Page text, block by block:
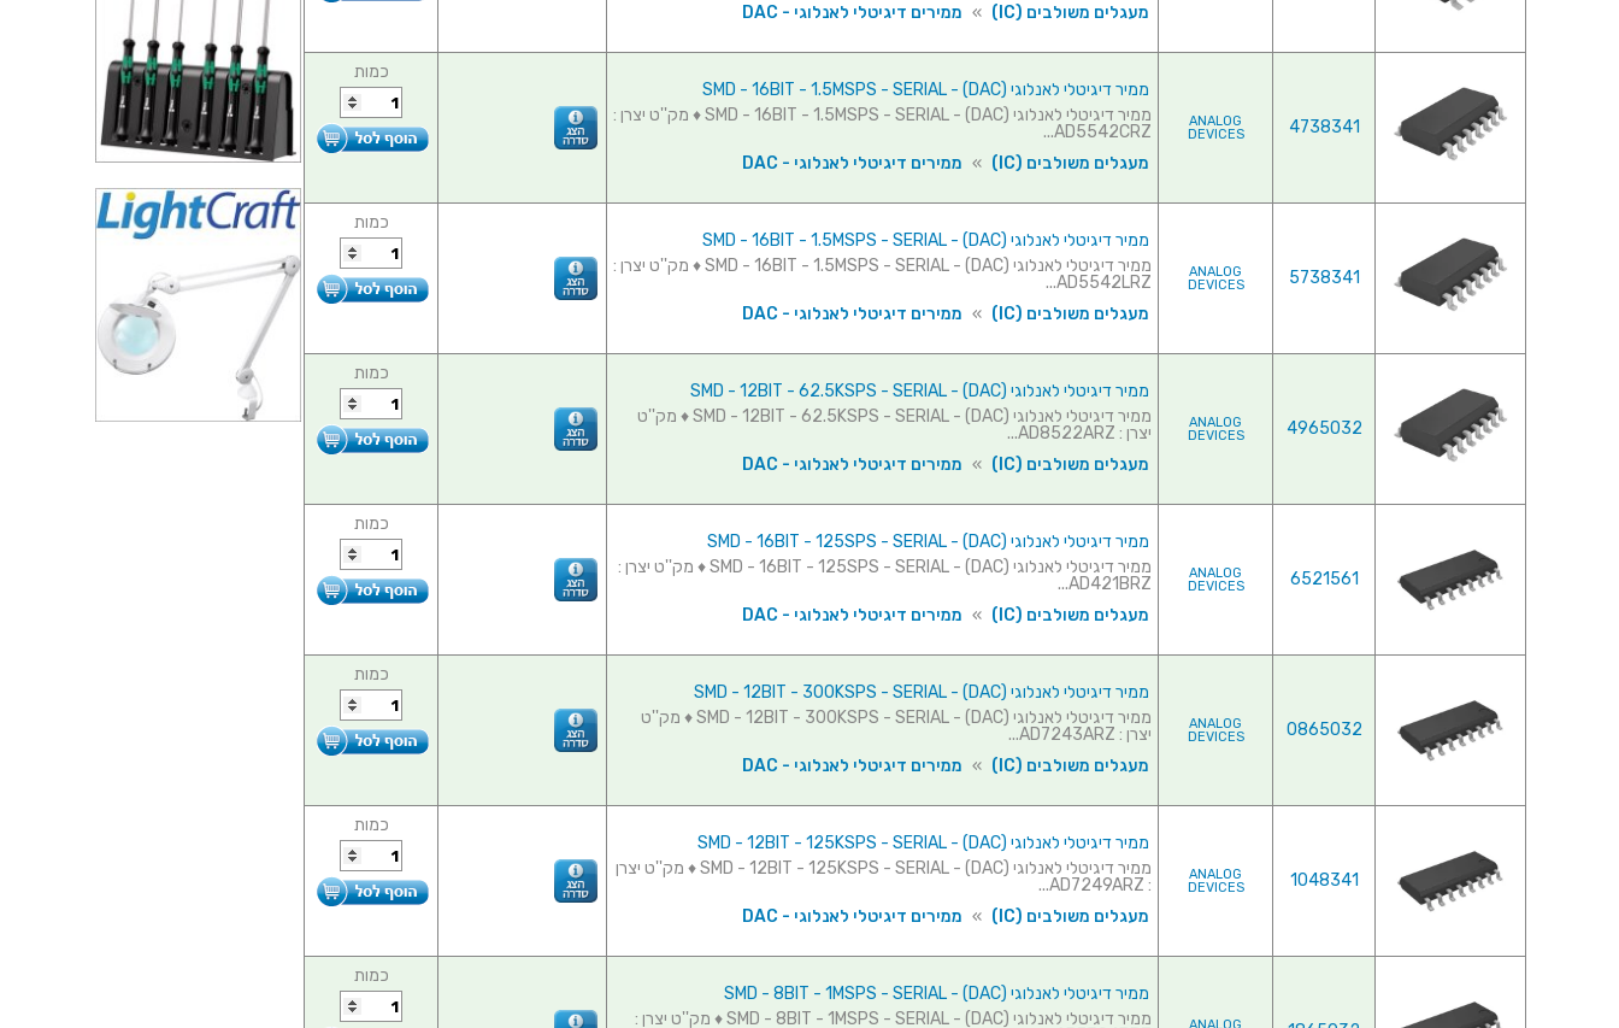
מעגלים משולבים (IC)
» ממירים דיגיטלי לאנלוגי - DAC
4738341
ANALOG
DEVICES
ממיר דיגיטלי לאנלוגי (SMD - 16BIT - 1.5MSPS - SERIAL - (DAC
ממיר דיגיטלי לאנלוגי (SMD - 16BIT - 1.5MSPS - SERIAL - (DAC ♦ מק''ט יצרן :
AD5542CRZ...
מעגלים משולבים (IC)
» ממירים דיגיטלי לאנלוגי - DAC
כמות
5738341
ANALOG
DEVICES
ממיר דיגיטלי לאנלוגי (SMD - 16BIT - 1.5MSPS - SERIAL - (DAC
ממיר דיגיטלי לאנלוגי (SMD - 16BIT - 1.5MSPS - SERIAL - (DAC ♦ מק''ט יצרן :
AD5542LRZ...
מעגלים משולבים (IC)
» ממירים דיגיטלי לאנלוגי - DAC
כמות
4965032
ANALOG
DEVICES
ממיר דיגיטלי לאנלוגי (SMD - 12BIT - 62.5KSPS - SERIAL - (DAC
ממיר דיגיטלי לאנלוגי (SMD - 12BIT - 62.5KSPS - SERIAL - (DAC ♦ מק''ט
יצרן : AD8522ARZ...
מעגלים משולבים (IC)
» ממירים דיגיטלי לאנלוגי - DAC
כמות
6521561
ANALOG
DEVICES
ממיר דיגיטלי לאנלוגי (SMD - 16BIT - 125SPS - SERIAL - (DAC
ממיר דיגיטלי לאנלוגי (SMD - 16BIT - 125SPS - SERIAL - (DAC ♦ מק''ט יצרן :
AD421BRZ...
מעגלים משולבים (IC)
» ממירים דיגיטלי לאנלוגי - DAC
כמות
0865032
ANALOG
DEVICES
ממיר דיגיטלי לאנלוגי (SMD - 12BIT - 300KSPS - SERIAL - (DAC
ממיר דיגיטלי לאנלוגי (SMD - 12BIT - 300KSPS - SERIAL - (DAC ♦ מק''ט
יצרן : AD7243ARZ...
מעגלים משולבים (IC)
» ממירים דיגיטלי לאנלוגי - DAC
כמות
1048341
ANALOG
DEVICES
ממיר דיגיטלי לאנלוגי (SMD - 12BIT - 125KSPS - SERIAL - (DAC
ממיר דיגיטלי לאנלוגי (SMD - 12BIT - 125KSPS - SERIAL - (DAC ♦ מק''ט יצרן
: AD7249ARZ...
מעגלים משולבים (IC)
» ממירים דיגיטלי לאנלוגי - DAC
כמות
ממיר דיגיטלי לאנלוגי (SMD - 8BIT - 1MSPS - SERIAL - (DAC
ממיר דיגיטלי לאנלוגי (SMD - 8BIT - 1MSPS - SERIAL - (DAC ♦ מק''ט יצרן :
כמות